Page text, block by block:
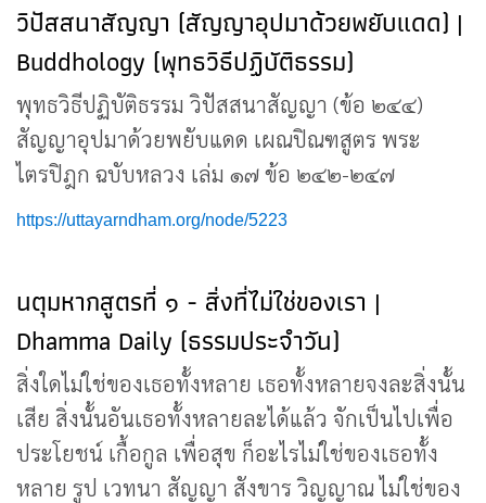
วิปัสสนาสัญญา (สัญญาอุปมาด้วยพยับแดด) |
Buddhology (พุทธวิธีปฏิบัติธรรม)
พุทธวิธีปฏิบัติธรรม วิปัสสนาสัญญา (ข้อ ๒๔๔)
สัญญาอุปมาด้วยพยับแดด เผณปิณฑสูตร พระ
ไตรปิฎก ฉบับหลวง เล่ม ๑๗ ข้อ ๒๔๒-๒๔๗
https://uttayarndham.org/node/5223
นตุมหากสูตรที่ ๑ - สิ่งที่ไม่ใช่ของเรา |
Dhamma Daily (ธรรมประจำวัน)
สิ่งใดไม่ใช่ของเธอทั้งหลาย เธอทั้งหลายจงละสิ่งนั้น
เสีย สิ่งนั้นอันเธอทั้งหลายละได้แล้ว จักเป็นไปเพื่อ
ประโยชน์ เกื้อกูล เพื่อสุข ก็อะไรไม่ใช่ของเธอทั้ง
หลาย รูป เวทนา สัญญา สังขาร วิญญาณ ไม่ใช่ของ